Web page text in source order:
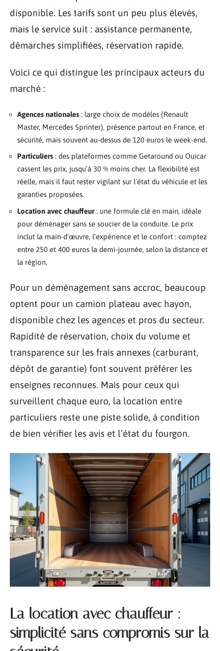
disponible. Les tarifs sont un peu plus élevés,
mais le service suit : assistance permanente,
démarches simplifiées, réservation rapide.
Voici ce qui distingue les principaux acteurs du
marché :
Agences nationales : large choix de modèles (Renault
Master, Mercedes Sprinter), présence partout en France, et
sécurité, mais souvent au-dessus de 120 euros le week-end.
Particuliers : des plateformes comme Getaround ou Ouicar
cassent les prix, jusqu’à 30 % moins cher. La flexibilité est
réelle, mais il faut rester vigilant sur l’état du véhicule et les
garanties proposées.
Location avec chauffeur: une formule clé en main, idéale
pour déménager sans se soucier de la conduite. Le prix
inclut la main-d’œuvre, l’expérience et le confort : comptez
entre 250 et 400 euros la demi-journée, selon la distance et
la région.
Pour un déménagement sans accroc, beaucoup
optent pour un camion plateau avec hayon,
disponible chez les agences et pros du secteur.
Rapidité de réservation, choix du volume et
transparence sur les frais annexes (carburant,
dépôt de garantie) font souvent préférer les
enseignes reconnues. Mais pour ceux qui
surveillent chaque euro, la location entre
particuliers reste une piste solide, à condition
de bien vérifier les avis et l’état du fourgon.
La location avec chauffeur :
simplicité sans compromis sur la